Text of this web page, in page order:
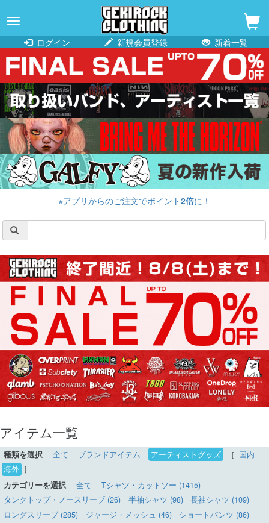
navigation
ログイン
新規会員登録 新着一覧
※アプリからのご注文でポイント2倍に！
アイテム一覧
種類を選択 全て ブランドアイテム アーティストグッズ ［ 国内
海外 ］
カテゴリーを選択
全て
Tシャツ・カットソー (1415)
タンクトップ・ノースリーブ (26)
半袖シャツ (98)
長袖シャツ (109)
ロングスリーブ (285)
ジャージ・メッシュ (46)
ショートパンツ (86)